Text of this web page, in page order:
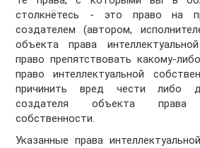
столкнётесь - это право на
создателем (автором,
объекта права
право препятствовать какому-
право интеллектуальной
причинить вред чести либо
создателя объекта права
собственности.
Указанные права